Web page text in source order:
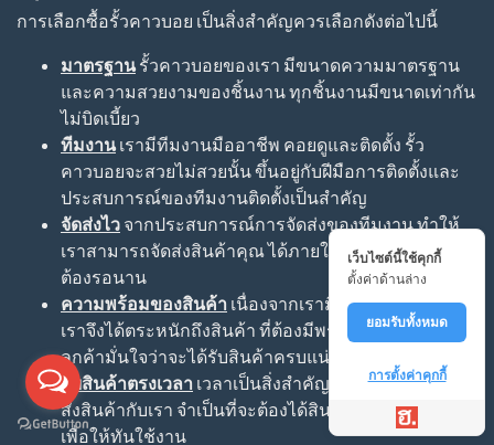
การเลือกซื้อรั้วคาวบอย เป็นสิ่งสำคัญควรเลือกดังต่อไปนี้
มาตรฐานรั้วคาวบอยของเรา มีขนาดความมาตรฐาน
และความสวยงามของชิ้นงาน ทุกชิ้นงานมีขนาดเท่ากัน
ไม่บิดเบี้ยว
ทีมงานเรามีทีมงานมืออาชีพ คอยดูและติดตั้ง รั้ว
คาวบอยจะสวยไม่สวยนั้น ขึ้นอยู่กับฝีมือการติดตั้งและ
ประสบการณ์ของทีมงานติดตั้งเป็นสำคัญ
จัดส่งไว จากประสบการณ์การจัดส่งของทีมงาน ทำให้
เราสามารถจัดส่งสินค้าคุณ ได้ภายใน 1-3 วัน เท่านั้น ไม่
ต้องรอนาน
ความพร้อมของสินค้า เนื่องจากเรามีลูกค้าจำนวนมาก
เราจึงได้ตระหนักถึงสินค้า ที่ต้องมีพร้อมจัดส่ง เพื่อให้
ลูกค้ามั่นใจว่าจะได้รับสินค้าครบแน่นอน
รับสินค้าตรงเวลา เวลาเป็นสิ่งสำคัญ หากลูกค้า ทำการ
สั่งสินค้ากับเรา จำเป็นที่จะต้องได้สินค้าตรงตามเวลา
เพื่อให้ทันใช้งาน
เว็บไซต์นี้ใช้คุกกี้
ตั้งค่าด้านล่าง
ยอมรับทั้งหมด
การตั้งค่าคุกกี้